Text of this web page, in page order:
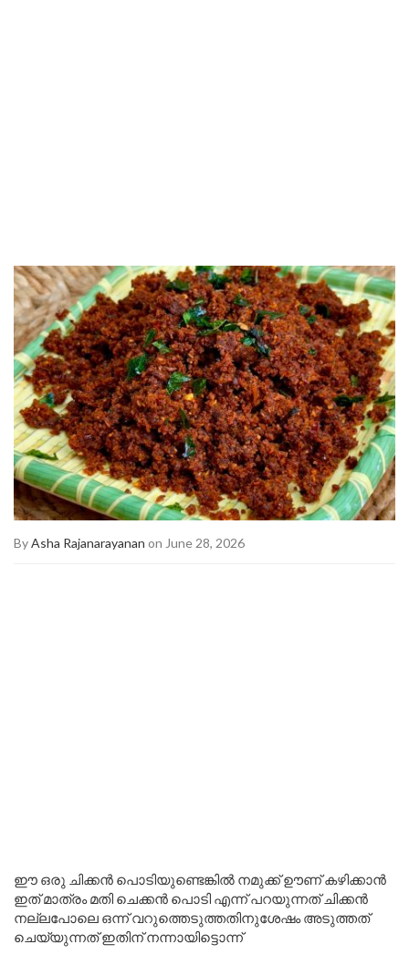
ByAsha Rajanarayanan on June 28, 2026
ഈ ഒരു ചിക്കൻ പൊടിയുണ്ടെങ്കിൽ നമുക്ക് ഊണ് കഴിക്കാൻ
ഇത് മാത്രം മതി ചെക്കൻ പൊടി എന്ന് പറയുന്നത് ചിക്കൻ
നല്ലപോലെ ഒന്ന് വറുത്തെടുത്തതിനുശേഷം അടുത്തത്
ചെയ്യുന്നത് ഇതിന് നന്നായിട്ടൊന്ന്